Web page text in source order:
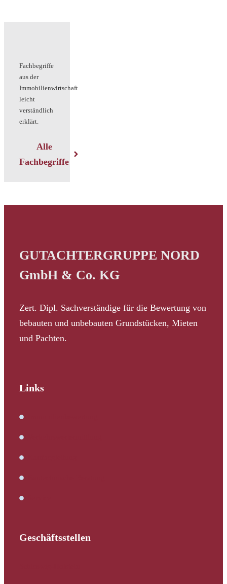
Fachbegriffe
aus der
Immobilienwirtschaft
leicht
verständlich
erklärt.
Alle
Fachbegriffe
GUTACHTERGRUPPE NORD
GmbH & Co. KG
Zert. Dipl. Sachverständige für die Bewertung von
bebauten und unbebauten Grundstücken, Mieten
und Pachten.
Links
Geschäftsstellen